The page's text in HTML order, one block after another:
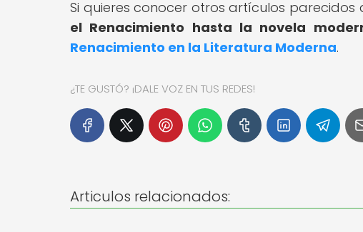
Si quieres conocer otros artículos parecidos
el Renacimiento hasta la novela
Renacimiento en la Literatura Moderna.
¿TE GUSTÓ? ¡DALE VOZ EN TUS REDES!
Articulos relacionados: